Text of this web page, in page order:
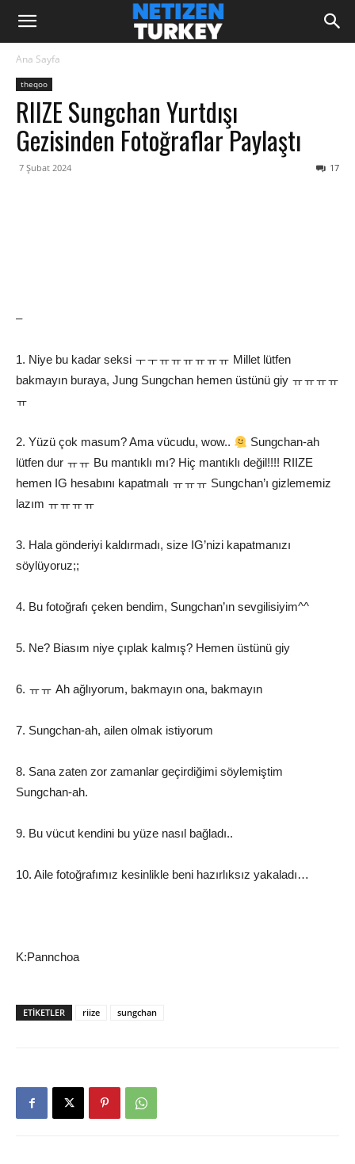
Ana Sayfa
theqoo
RIIZE Sungchan Yurtdışı
Gezisinden Fotoğraflar Paylaştı
7 Şubat 2024 17
–
1. Niye bu kadar seksi ㅜㅜㅠㅠㅠㅠㅠㅠ Millet lütfen
bakmayın buraya, Jung Sungchan hemen üstünü giy ㅠㅠㅠㅠ
ㅠ
2. Yüzü çok masum? Ama vücudu, wow..
Sungchan-ah
lütfen dur ㅠㅠ Bu mantıklı mı? Hiç mantıklı değil!!!! RIIZE
hemen IG hesabını kapatmalı ㅠㅠㅠ Sungchan’ı gizlememiz
lazım ㅠㅠㅠㅠ
3. Hala gönderiyi kaldırmadı, size IG’nizi kapatmanızı
söylüyoruz;;
4. Bu fotoğrafı çeken bendim, Sungchan’ın sevgilisiyim^^
5. Ne? Biasım niye çıplak kalmış? Hemen üstünü giy
6. ㅠㅠ Ah ağlıyorum, bakmayın ona, bakmayın
7. Sungchan-ah, ailen olmak istiyorum
8. Sana zaten zor zamanlar geçirdiğimi söylemiştim
Sungchan-ah.
9. Bu vücut kendini bu yüze nasıl bağladı..
10. Aile fotoğrafımız kesinlikle beni hazırlıksız yakaladı…
K:Pannchoa
ETIKETLER riize sungchan